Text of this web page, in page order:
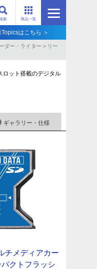
商品一覧
索
はこちら ＞
ダー・ライター > リー
ロット搭載のデジタル
ギャラリー・仕様
チメディアカー
クトフラッシ